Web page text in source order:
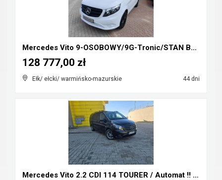
Mercedes Vito 9-OSOBOWY/9G-Tronic/STAN BDB/GWARANC...
Ełk/ ełcki/ warmińsko-mazurskie 44 dni
128 777,00 zł
Mercedes Vito 2.2 CDI 114 TOURER / Automat !! Extr...